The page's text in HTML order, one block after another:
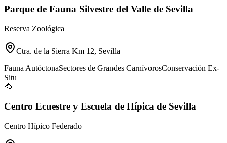
Parque de Fauna Silvestre del Valle de Sevilla
Reserva Zoológica
Ctra. de la Sierra Km 12, Sevilla
Fauna AutóctonaSectores de Grandes CarnívorosConservación Ex-
Situ
🐴
Centro Ecuestre y Escuela de Hípica de Sevilla
Centro Hípico Federado